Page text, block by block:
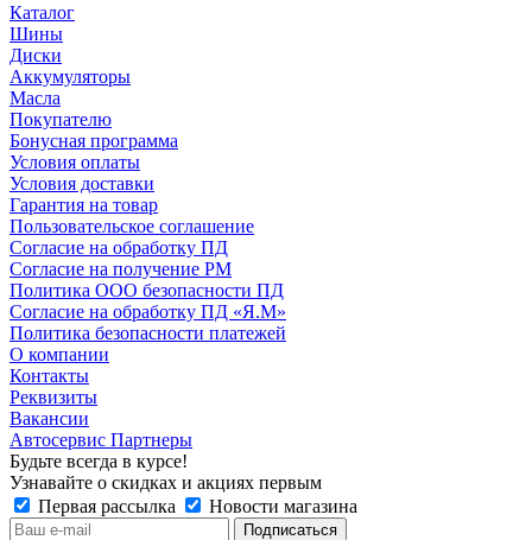
Каталог
Шины
Диски
Аккумуляторы
Масла
Покупателю
Бонусная программа
Условия оплаты
Условия доставки
Гарантия на товар
Пользовательское соглашение
Согласие на обработку ПД
Согласие на получение РМ
Политика ООО безопасности ПД
Согласие на обработку ПД «Я.М»
Политика безопасности платежей
О компании
Контакты
Реквизиты
Вакансии
Автосервис Партнеры
Будьте всегда в курсе!
Узнавайте о скидках и акциях первым
Первая рассылка
Новости магазина